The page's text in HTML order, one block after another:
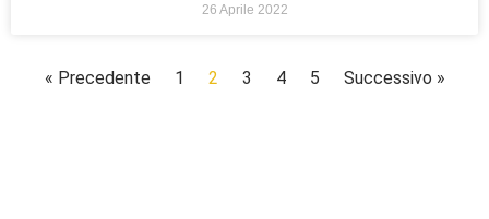
26 Aprile 2022
« Precedente 1 2 3 4 5 Successivo »